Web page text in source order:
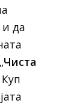
да
Чиста